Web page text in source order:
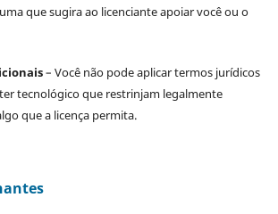
que sugira ao licenciante apoiar você ou o
– Você não pode aplicar termos jurídicos
tecnológico que restrinjam legalmente
que a licença permita.